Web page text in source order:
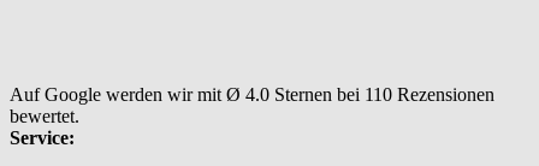
Auf Google werden wir mit Ø 4.0 Sternen bei 110 Rezensionen
bewertet.
Service: